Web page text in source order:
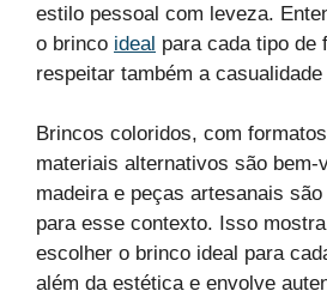
estilo pessoal com leveza.
o brinco ideal para cada tipo de
respeitar também a
Brincos coloridos, com
materiais alternativos são bem-
madeira e peças artesanais
para esse contexto. Isso
escolher o brinco ideal para
além da estética e envolve